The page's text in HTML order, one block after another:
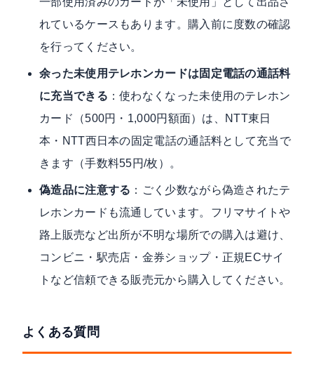
れているケースもあります。購入前に度数の確認
を行ってください。
余った未使用テレホンカードは固定電話の通話料
に充当できる ：使わなくなった未使用のテレホン
カード（500円・1,000円額面）は、
NTT東日
本・NTT西日本の固定電話の通話料として充当で
きます（手数料55円/枚）。
偽造品に注意する ：ごく少数ながら偽造されたテ
レホンカードも流通しています。フリマサイトや
路上販売など出所が不明な場所での購入は避け、
コンビニ・駅売店・金券ショップ・正規ECサイ
トなど信頼できる販売元から購入してください。
よくある質問